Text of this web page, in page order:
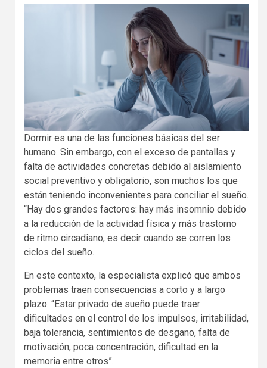
Dormir es una de las funciones básicas del ser
humano. Sin embargo, con el exceso de pantallas y
falta de actividades concretas debido al aislamiento
social preventivo y obligatorio, son muchos los que
están teniendo inconvenientes para conciliar el sueño.
“Hay dos grandes factores: hay más insomnio debido
a la reducción de la actividad física y más trastorno
de ritmo circadiano, es decir cuando se corren los
ciclos del sueño.
En este contexto, la especialista explicó que ambos
problemas traen consecuencias a corto y a largo
plazo: “Estar privado de sueño puede traer
dificultades en el control de los impulsos, irritabilidad,
baja tolerancia, sentimientos de desgano, falta de
motivación, poca concentración, dificultad en la
memoria entre otros”.